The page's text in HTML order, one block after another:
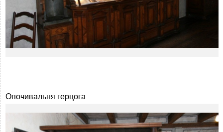
Опочивальня герцога